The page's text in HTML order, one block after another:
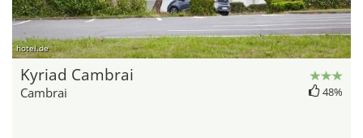
hotel.de
Kyriad Cambrai
Cambrai 48%